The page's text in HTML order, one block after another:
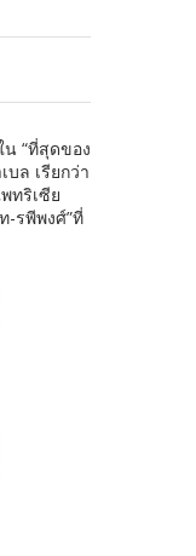
“ที่สุดของ
เรียกว่า
ทริเซีย
รพีพงศ์”​ ที่